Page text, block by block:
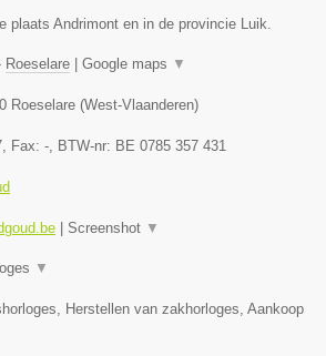
plaats Andrimont en in de provincie Luik.
Roeselare | Google maps ▼
Roeselare (West-Vlaanderen)
, Fax: - , BTW-nr: BE 0785 357 431
| Screenshot ▼
▼
Herstellen van zakhorloges, Aankoop